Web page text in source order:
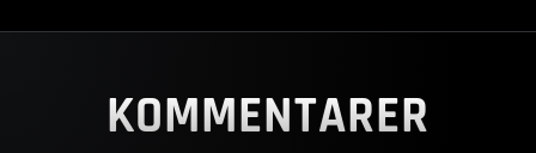
KOMMENTARER